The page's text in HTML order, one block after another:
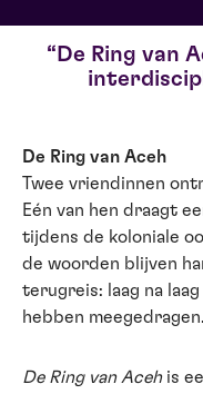
De Ring van
De Ring van Aceh
Twee vriendinnen
Eén van hen draagt
tijdens de koloniale
de woorden blijven
terugreis: laag na
hebben meegedragen.
De Ring van Acehis